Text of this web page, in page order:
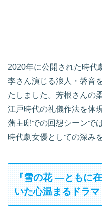
2020年に公開された時代
李さん演じる浪人・磐音
たしました。芳根さんの
江戸時代の礼儀作法を体
藩主邸での回想シーンで
時代劇女優としての深み
『雪の花 ―ともに
いた心温まるドラマ